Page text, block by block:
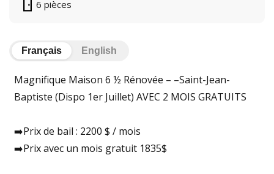
6 pièces
Français English
Magnifique Maison 6 ½ Rénovée – –Saint-Jean-
Baptiste (Dispo 1er Juillet) AVEC 2 MOIS GRATUITS
➡️Prix de bail : 2200 $ / mois
➡️Prix avec un mois gratuit 1835$